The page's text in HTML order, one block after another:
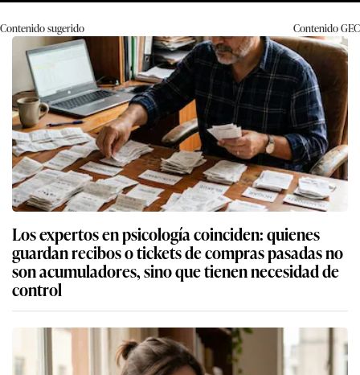
Contenido sugerido ContenidoGEC
Los expertos en psicología coinciden: quienes
guardan recibos o tickets de compras pasadas no
son acumuladores, sino que tienen necesidad de
control